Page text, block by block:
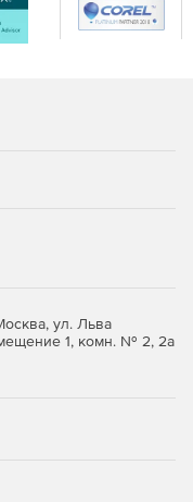
в
в
ул. Льва
1, комн. № 2, 2а